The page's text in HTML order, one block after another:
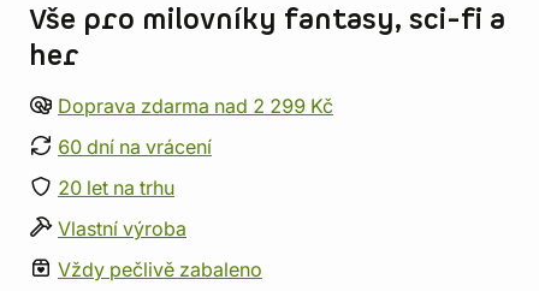
Vše pro milovníky fantasy, sci-fi a
her
Doprava zdarma nad 2 299 Kč
60 dní na vrácení
20 let na trhu
Vlastní výroba
Vždy pečlivě zabaleno